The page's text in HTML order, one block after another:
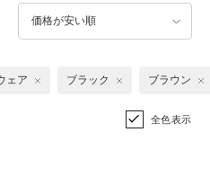
価格が安い順
ェア ブラック ブラウン
全色表示